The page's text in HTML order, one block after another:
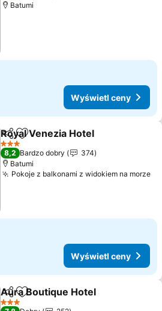
Batumi
Wyświetl ceny
Udostępnij
Dodaj do ulubionych
Royal Venezia Hotel
3 Kategoria
8,2 Bardzo dobry
374
Batumi
Pokoje z balkonami z widokiem na morze
Wyświetl ceny
Udostępnij
Dodaj do ulubionych
Aura Boutique Hotel
3 Kategoria